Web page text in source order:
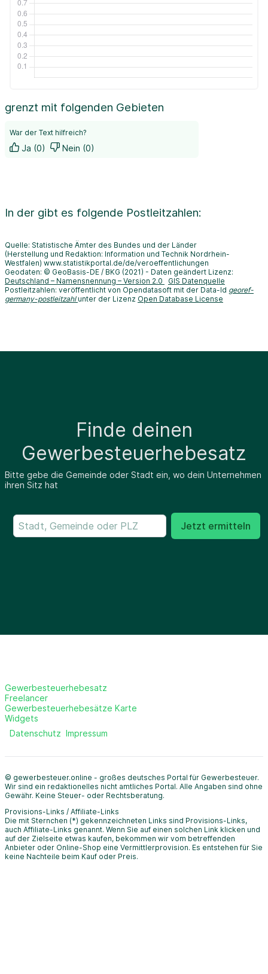
grenzt mit folgenden Gebieten
War der Text hilfreich?
Ja (0) Nein (0)
In der gibt es folgende Postleitzahlen:
Quelle: Statistische Ämter des Bundes und der Länder
(Herstellung und Redaktion: Information und Technik Nordrhein-
Westfalen) www.statistikportal.de/de/veroeffentlichungen
Geodaten: © GeoBasis-DE / BKG (2021) - Daten geändert Lizenz:
Deutschland – Namensnennung – Version 2.0
GIS Datenquelle
Postleitzahlen: veröffentlicht von Opendatasoft mit der Data-Id georef-
germany-postleitzahl unter der Lizenz Open Database License
Finde deinen
Gewerbesteuerhebesatz
Bitte gebe die Gemeinde oder Stadt ein, wo dein Unternehmen
ihren Sitz hat
Jetzt ermitteln
Gewerbesteuerhebesatz
Freelancer
Gewerbesteuerhebesätze Karte
Widgets
Datenschutz Impressum
© gewerbesteuer.online - großes deutsches Portal für Gewerbesteuer.
Wir sind ein redaktionelles nicht amtliches Portal. Alle Angaben sind ohne
Gewähr. Keine Steuer- oder Rechtsberatung.
Provisions-Links / Affiliate-Links
Die mit Sternchen (*) gekennzeichneten Links sind Provisions-Links,
auch Affiliate-Links genannt. Wenn Sie auf einen solchen Link klicken und
auf der Zielseite etwas kaufen, bekommen wir vom betreffenden
Anbieter oder Online-Shop eine Vermittlerprovision. Es entstehen für Sie
keine Nachteile beim Kauf oder Preis.